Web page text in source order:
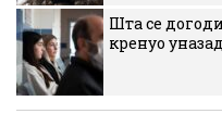
Шта се
кренуо уназад